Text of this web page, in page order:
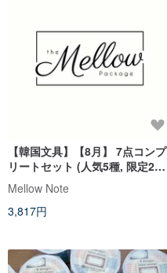
【韓国文具】【8月】 7点コンプ
リートセット (人気5種, 限定2種
計60枚)
Mellow Note
3,817円